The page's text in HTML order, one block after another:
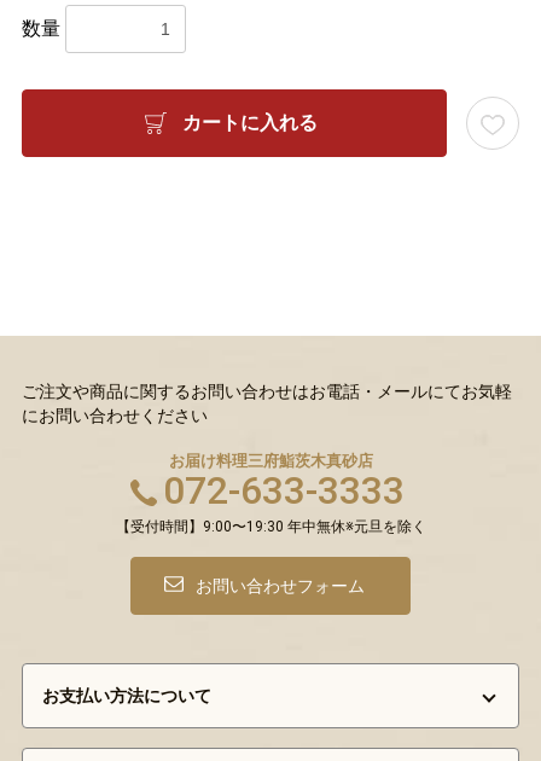
数量
カートに入れる
ご注文や商品に関するお問い合わせはお電話・メールにてお気軽
にお問い合わせください
お届け料理三府鮨茨木真砂店
072-633-3333
【受付時間】9:00〜19:30 年中無休※元旦を除く
お問い合わせフォーム
お支払い方法について